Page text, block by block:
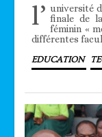
l’ université
finale de
féminin «
différentes
EDUCATION